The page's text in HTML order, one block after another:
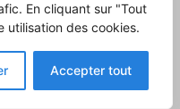
En cliquant sur "Tout
utilisation des cookies.
Accepter tout